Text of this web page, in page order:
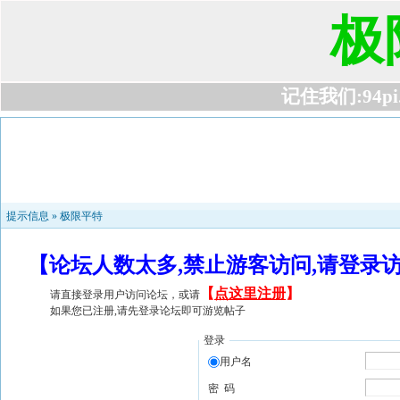
极
记住我们
提示信息 » 极限平特
【论坛人数太多,禁止游客访问,请登
请直接登录用户访问论坛，或请 【 点这里注册】
如果您已注册,请先登录论坛即可游览帖子
登录
用户名
密 码